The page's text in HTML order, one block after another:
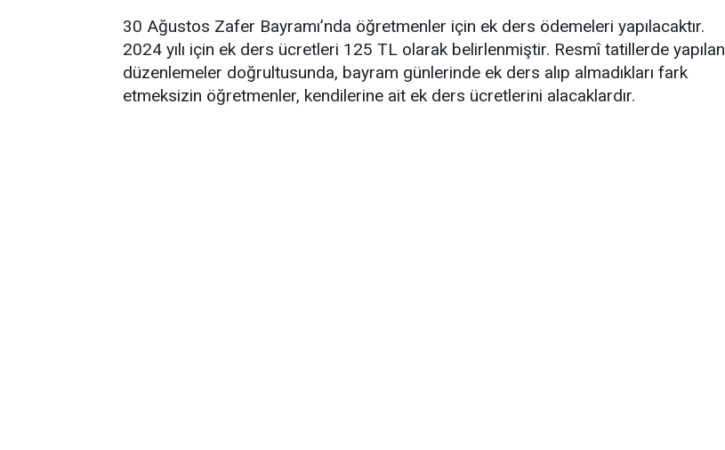
30 Ağustos Zafer Bayramı’nda öğretmenler için ek ders ödemeleri yapılacaktır.
2024 yılı için ek ders ücretleri 125 TL olarak belirlenmiştir. Resmî tatillerde yapılan
düzenlemeler doğrultusunda, bayram günlerinde ek ders alıp almadıkları fark
etmeksizin öğretmenler, kendilerine ait ek ders ücretlerini alacaklardır.